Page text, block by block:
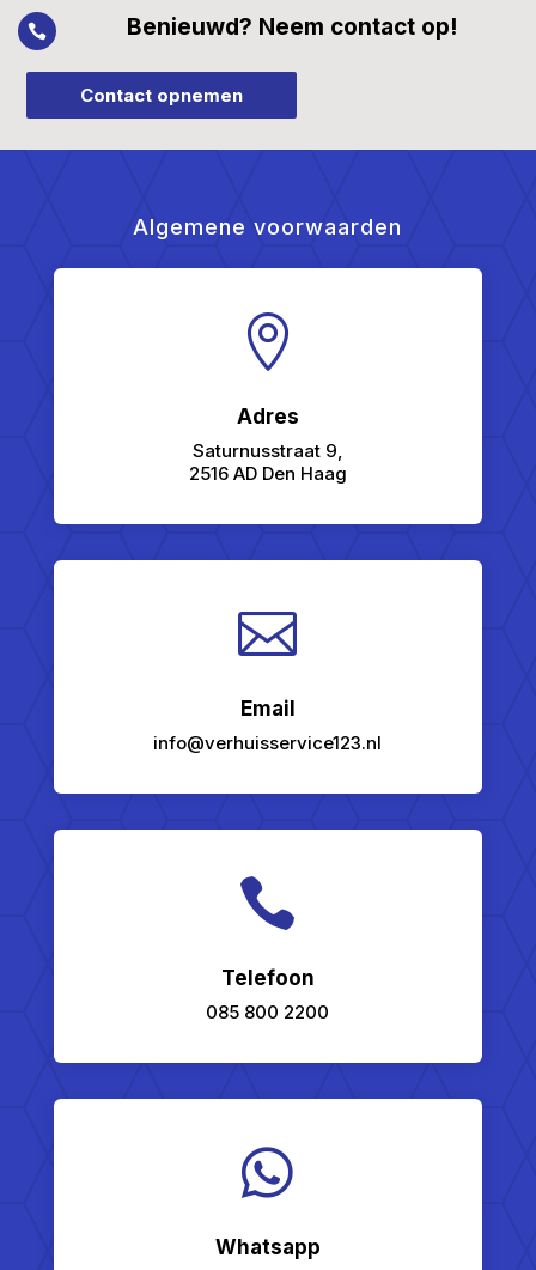
 Benieuwd? Neem contact op!
Contact opnemen
Algemene voorwaarden

Adres
Saturnusstraat 9,
2516 AD Den Haag

Email
info@verhuisservice123.nl

Telefoon
085 800 2200

Whatsapp